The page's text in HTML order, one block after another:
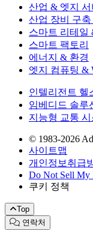
산업 & 엣지 서
산업 장비 구축
스마트 리테일
스마트 팩토리
에너지 & 환경
엣지 컴퓨팅 &
인텔리전트 헬
임베디드 솔루
지능형 교통 시
© 1983-2026
사이트맵
개인정보취급
Do Not Sell My
쿠키 정책
Top
연락처